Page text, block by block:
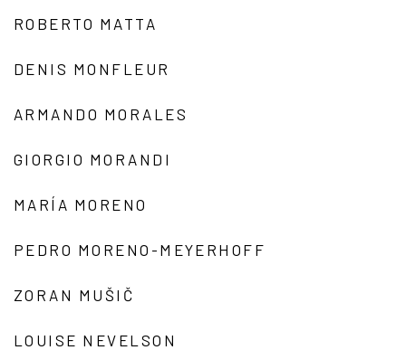
ROBERTO MATTA
DENIS MONFLEUR
ARMANDO MORALES
GIORGIO MORANDI
MARÍA MORENO
PEDRO MORENO-MEYERHOFF
ZORAN MUŠIČ
LOUISE NEVELSON